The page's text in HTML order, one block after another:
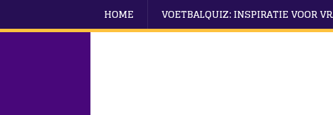
HOME VOETBALQUIZ: INSPIRATIE VOOR